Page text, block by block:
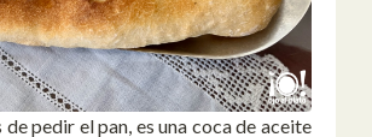
pedir el pan, es una coca de aceite